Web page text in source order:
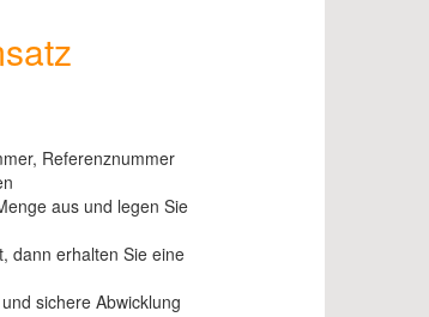
Referenznummer
aus und legen Sie
dann erhalten Sie eine
sichere Abwicklung